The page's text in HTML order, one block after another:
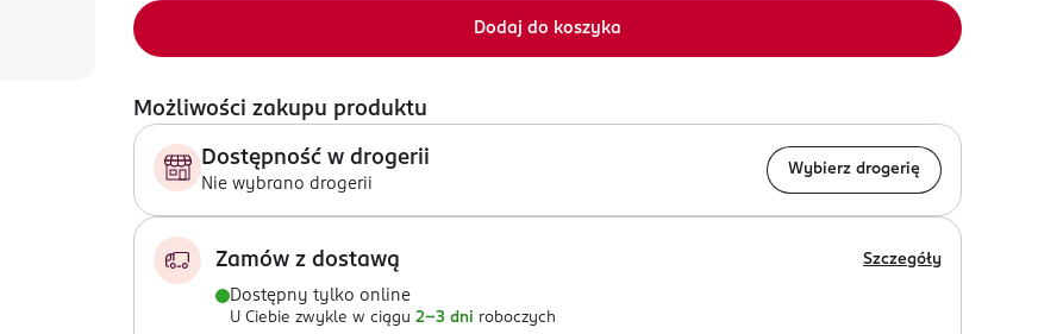
Dodaj do koszyka
Możliwości zakupu produktu
Dostępność w drogerii
Nie wybrano drogerii
Wybierz drogerię
Zamów z dostawą Szczegóły
Dostępny tylko online
U Ciebie zwykle w ciągu 2-3 dni roboczych